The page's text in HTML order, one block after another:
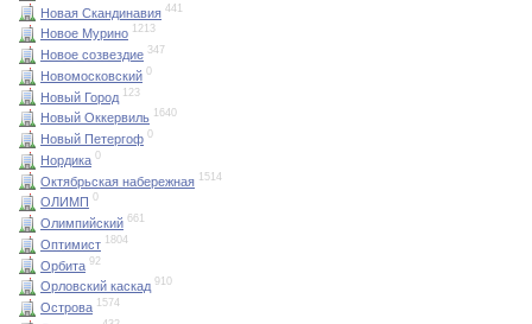
Новая Скандинавия 441
Новое Мурино 1213
Новое созвездие 347
Новомосковский 0
Новый Город 123
Новый Оккервиль 1640
Новый Петергоф 0
Нордика 0
Октябрьская набережная 1514
ОЛИМП 0
Олимпийский 661
Оптимист 1804
Орбита 92
Орловский каскад 910
Острова 1574